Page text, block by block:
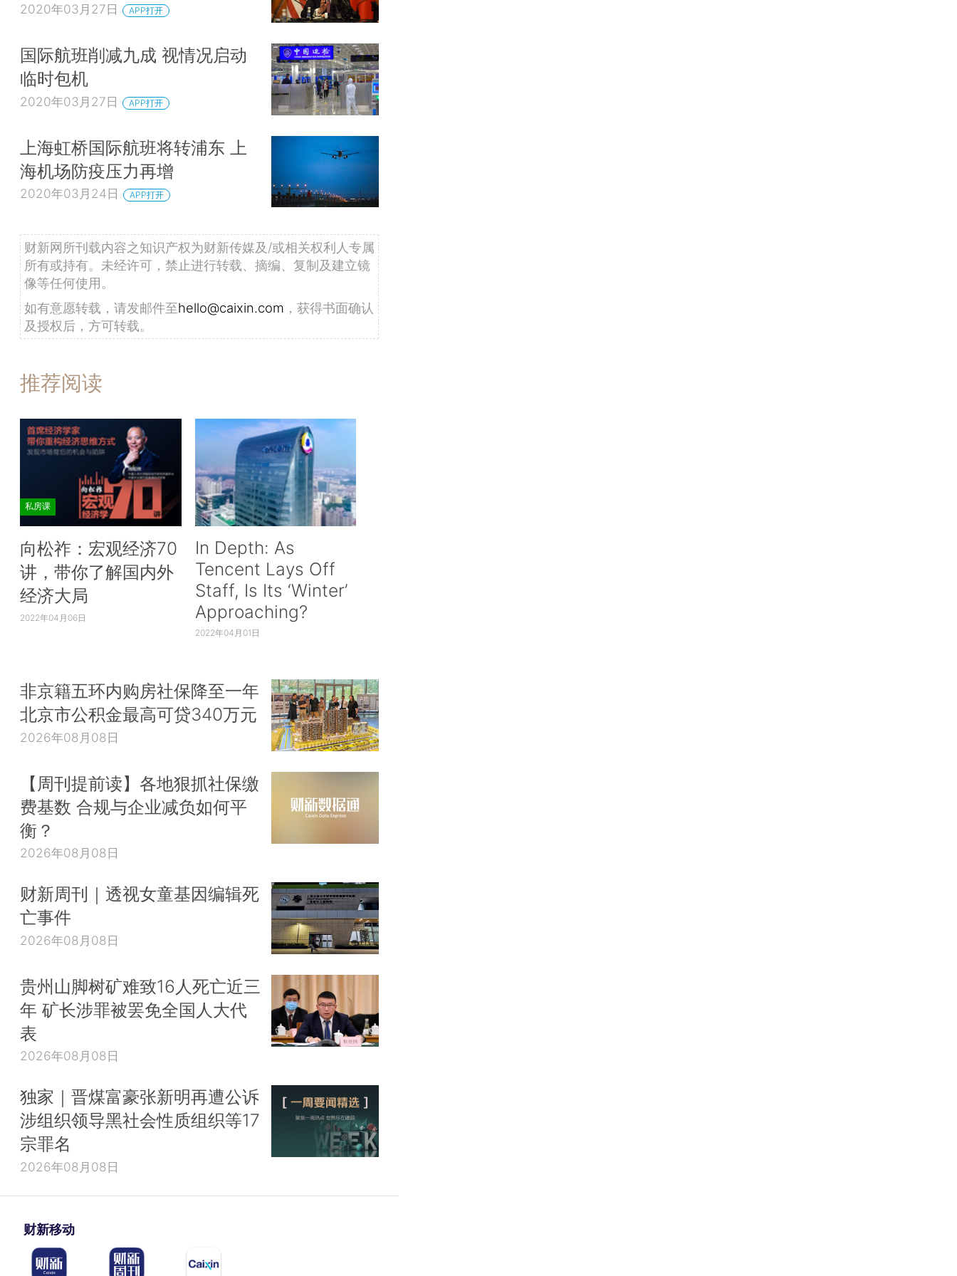
2020年03月27日 APP打开
国际航班削减九成 视情况启动
临时包机
2020年03月27日 APP打开
上海虹桥国际航班将转浦东 上
海机场防疫压力再增
2020年03月24日 APP打开
财新网所刊载内容之知识产权为财新传媒及/或相关权利人专属
所有或持有。未经许可，禁止进行转载、摘编、复制及建立镜
像等任何使用。
如有意愿转载，请发邮件至hello@caixin.com ，获得书面确认
及授权后，方可转载。
推荐阅读
私房课
向松祚：宏观经济70
讲，带你了解国内外
经济大局
2022年04月06日
In Depth: As
Tencent Lays Off
Staff, Is Its ‘Winter’
Approaching?
2022年04月01日
非京籍五环内购房社保降至一年
北京市公积金最高可贷340万元
2026年08月08日
【周刊提前读】各地狠抓社保缴
费基数 合规与企业减负如何平
衡？
2026年08月08日
财新周刊｜透视女童基因编辑死
亡事件
2026年08月08日
贵州山脚树矿难致16人死亡近三
年 矿长涉罪被罢免全国人大代
表
2026年08月08日
独家｜晋煤富豪张新明再遭公诉
涉组织领导黑社会性质组织等17
宗罪名
2026年08月08日
财新移动